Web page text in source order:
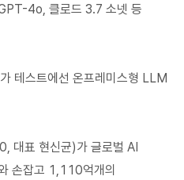
4o, 클로드 3.7 소넷 등
테스트에선 온프레미스형 LLM
대표 현신균)가 글로벌 AI
손잡고 1,110억개의